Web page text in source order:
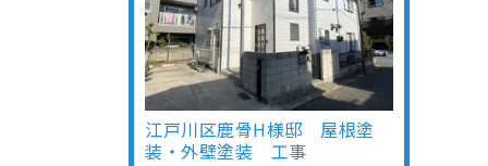
江戸川区鹿骨H様邸 屋根塗
装・外壁塗装 工事